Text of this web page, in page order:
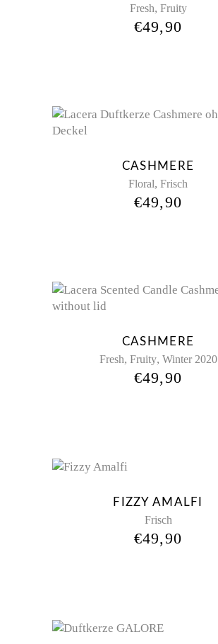
Fresh, Fruity
€49,90
CASHMERE
Floral, Frisch
€49,90
CASHMERE
Fresh, Fruity, Winter 2020
€49,90
FIZZY AMALFI
Frisch
€49,90